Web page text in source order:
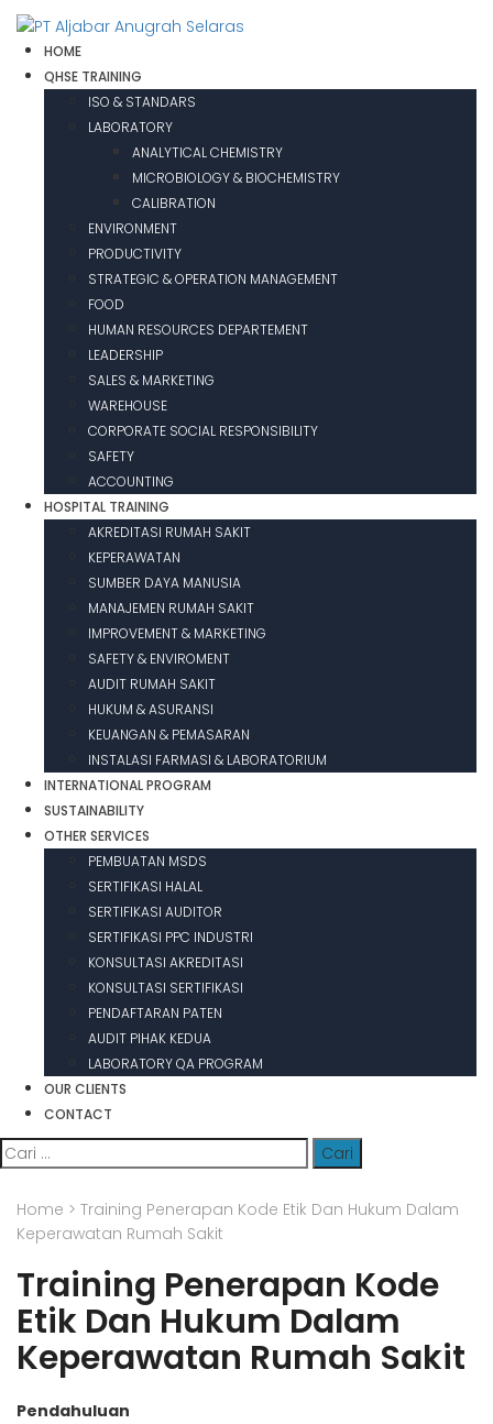
HOME
QHSE TRAINING
ISO & STANDARS
LABORATORY
ANALYTICAL CHEMISTRY
MICROBIOLOGY & BIOCHEMISTRY
CALIBRATION
ENVIRONMENT
PRODUCTIVITY
STRATEGIC & OPERATION MANAGEMENT
FOOD
HUMAN RESOURCES DEPARTEMENT
LEADERSHIP
SALES & MARKETING
WAREHOUSE
CORPORATE SOCIAL RESPONSIBILITY
SAFETY
ACCOUNTING
HOSPITAL TRAINING
AKREDITASI RUMAH SAKIT
KEPERAWATAN
SUMBER DAYA MANUSIA
MANAJEMEN RUMAH SAKIT
IMPROVEMENT & MARKETING
SAFETY & ENVIROMENT
AUDIT RUMAH SAKIT
HUKUM & ASURANSI
KEUANGAN & PEMASARAN
INSTALASI FARMASI & LABORATORIUM
INTERNATIONAL PROGRAM
SUSTAINABILITY
OTHER SERVICES
PEMBUATAN MSDS
SERTIFIKASI HALAL
SERTIFIKASI AUDITOR
SERTIFIKASI PPC INDUSTRI
KONSULTASI AKREDITASI
KONSULTASI SERTIFIKASI
PENDAFTARAN PATEN
AUDIT PIHAK KEDUA
LABORATORY QA PROGRAM
OUR CLIENTS
CONTACT
Cari
untuk:
Home > Training Penerapan Kode Etik Dan Hukum Dalam
Keperawatan Rumah Sakit
Training Penerapan Kode
Etik Dan Hukum Dalam
Keperawatan Rumah Sakit
Pendahuluan